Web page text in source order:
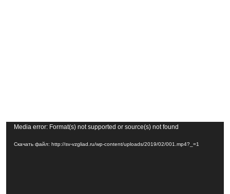
Видеоплеер
Media error: Format(s) not supported or source(s) not found
Скачать файл: http://sv-vzgliad.ru/wp-content/uploads/2019/02/001.mp4?_=1